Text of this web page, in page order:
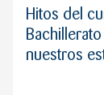
Hitos del
nuestros